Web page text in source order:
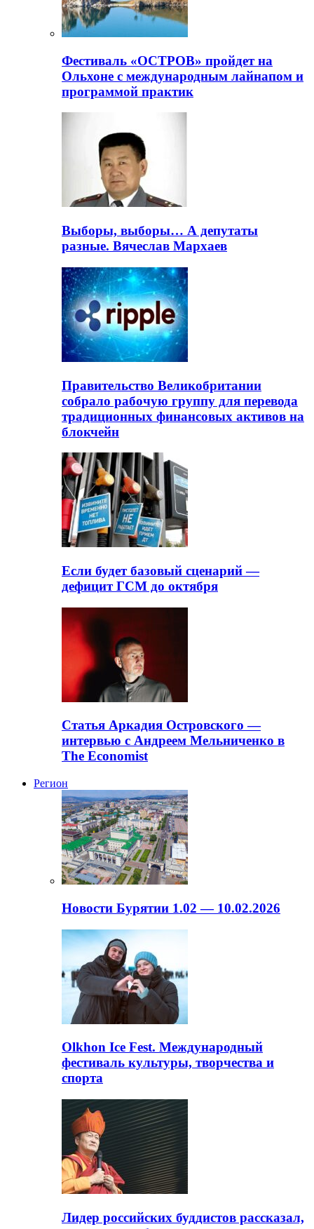
Фестиваль «ОСТРОВ» пройдет на
Ольхоне с международным лайнапом и
программой практик
Выборы, выборы… А депутаты
разные. Вячеслав Мархаев
Правительство Великобритании
собрало рабочую группу для перевода
традиционных финансовых активов на
блокчейн
Если будет базовый сценарий —
дефицит ГСМ до октября
Статья Аркадия Островского —
интервью с Андреем Мельниченко в
The Economist
Регион
Новости Бурятии 1.02 — 10.02.2026
Olkhon Ice Fest. Международный
фестиваль культуры, творчества и
спорта
Лидер российских буддистов рассказал,